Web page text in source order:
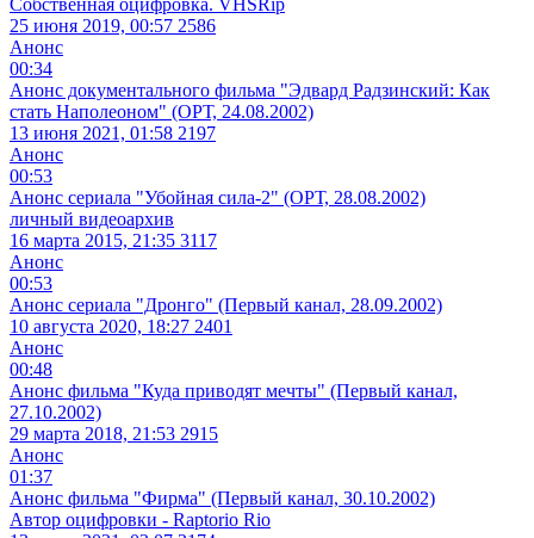
25 июня 2019, 00:57 2586
Анонс
00:34
Анонс документального фильма "Эдвард Радзинский: Как
стать Наполеоном" (ОРТ, 24.08.2002)
13 июня 2021, 01:58 2197
Анонс
00:53
Анонс сериала "Убойная сила-2" (ОРТ, 28.08.2002)
личный видеоархив
16 марта 2015, 21:35 3117
Анонс
00:53
Анонс сериала "Дронго" (Первый канал, 28.09.2002)
10 августа 2020, 18:27 2401
Анонс
00:48
Анонс фильма "Куда приводят мечты" (Первый канал,
27.10.2002)
29 марта 2018, 21:53 2915
Анонс
01:37
Анонс фильма "Фирма" (Первый канал, 30.10.2002)
Автор оцифровки - Raptorio Rio